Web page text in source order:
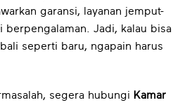
garansi, layanan jemput-
berpengalaman. Jadi, kalau bisa
seperti baru, ngapain harus
segera hubungi Kamar